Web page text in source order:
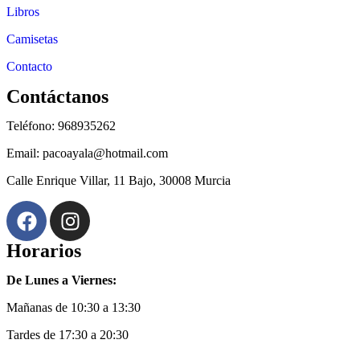
Libros
Camisetas
Contacto
Contáctanos
Teléfono: 968935262
Email: pacoayala@hotmail.com
Calle Enrique Villar, 11 Bajo, 30008 Murcia
Horarios
De Lunes a Viernes:
Mañanas de 10:30 a 13:30
Tardes de 17:30 a 20:30